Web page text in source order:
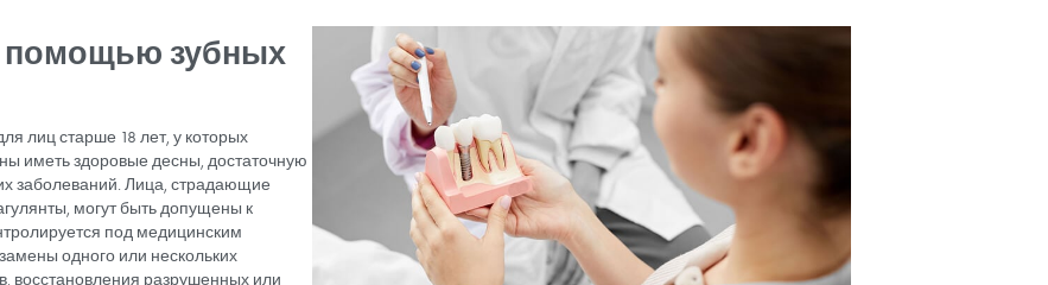
вариант лечения для решения проблем потери зубов и
результатов.
Почему стоит выбрать зубные
Выбор зубных имплантатов является предпочтительным вариантом,
долговечное и естественное решение проблемы отсутствующих зубов. В
протезов или мостов, имплантаты крепятся непосредственно к челюстной